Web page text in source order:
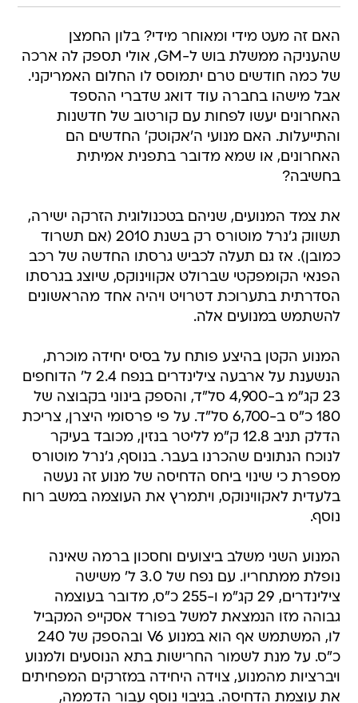
האם זה מעט מידי ומאוחר מידי? בלון החמצן
שהעניקה ממשלת בוש ל-GM, אולי תספק לה ארכה
של כמה חודשים טרם יתמוסס לו החלום האמריקני.
אבל מישהו בחברה עוד דואג שדברי ההספד
האחרונים יעשו לפחות עם קורטוב של חדשנות
והתייעלות. האם מנועי ה'אקוטק' החדשים הם
האחרונים, או שמא מדובר בתפנית אמיתית
בחשיבה?
את צמד המנועים, שניהם בטכנולוגית הזרקה ישירה,
תשווק ג'נרל מוטורס רק בשנת 2010 (אם תשרוד
כמובן). אז גם תעלה לכביש גרסתו החדשה של רכב
הפנאי הקומפקטי שברולט אקווינוקס, שיוצג בגרסתו
הסדרתית בתערוכת דטרויט ויהיה אחד מהראשונים
להשתמש במנועים אלה.
המנוע הקטן בהיצע פותח על בסיס יחידה מוכרת,
הנשענת על ארבעה צילינדרים בנפח 2.4 ל' הדוחפים
23 קג"מ ב-4,900 סל"ד, והספק בינוני בקבוצה של
180 כ"ס ב-6,700 סל"ד. על פי פרסומי היצרן, צריכת
הדלק תניב 12.8 ק"מ לליטר בנזין, מכובד בעיקר
לנוכח הנתונים שהכרנו בעבר. בנוסף, ג'נרל מוטורס
מספרת כי שינוי ביחס הדחיסה של מנוע זה נעשה
בלעדית לאקווינוקס, ויתמרץ את העוצמה במשב רוח
נוסף.
המנוע השני משלב ביצועים וחסכון ברמה שאינה
נופלת ממתחריו. עם נפח של 3.0 ל' משישה
צילינדרים, 29 קג"מ ו-255 כ"ס, מדובר בעוצמה
גבוהה מזו הנמצאת למשל בפורד אסקייפ המקביל
לו, המשתמש אף הוא במנוע V6 ובהספק של 240
כ"ס. על מנת לשמור החרישות בתא הנוסעים ולמנוע
ויברציות מהמנוע, צוידה היחידה במזרקים המפחיתים
את עוצמת הדחיסה. בגיבוי נוסף עבור הדממה,